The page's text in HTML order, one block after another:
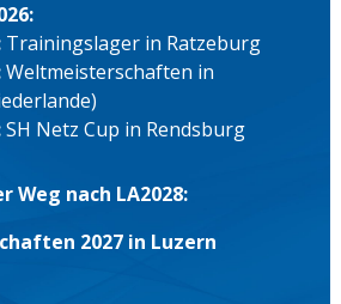
Trainingslager in Ratzeburg
Weltmeisterschaften in
SH Netz Cup in Rendsburg
Weg nach LA2028:
2027 in Luzern